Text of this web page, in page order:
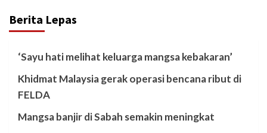
Berita Lepas
‘Sayu hati melihat keluarga mangsa kebakaran’
Khidmat Malaysia gerak operasi bencana ribut di
FELDA
Mangsa banjir di Sabah semakin meningkat